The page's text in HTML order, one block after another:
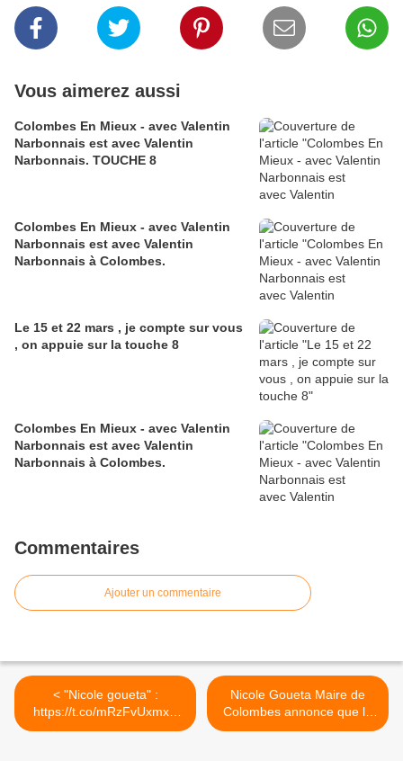
Vous aimerez aussi
Colombes En Mieux - avec Valentin
Narbonnais est avec Valentin
Narbonnais. TOUCHE 8
Colombes En Mieux - avec Valentin
Narbonnais est avec Valentin
Narbonnais à Colombes.
Le 15 et 22 mars , je compte sur vous
, on appuie sur la touche 8
Colombes En Mieux - avec Valentin
Narbonnais est avec Valentin
Narbonnais à Colombes.
Commentaires
Ajouter un commentaire
< "Nicole goueta" :
https://t.co/mRzFvUxmxX
via...
Nicole Goueta Maire de
Colombes annonce que la
place du Souvenir sera